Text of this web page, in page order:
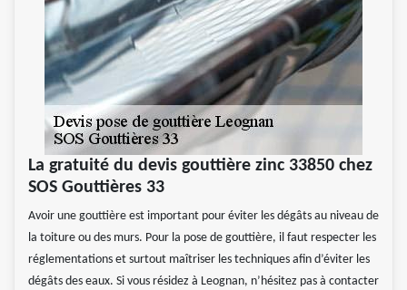
La gratuité du devis gouttière zinc 33850 chez
SOS Gouttières 33
Avoir une gouttière est important pour éviter les dégâts au niveau de
la toiture ou des murs. Pour la pose de gouttière, il faut respecter les
réglementations et surtout maîtriser les techniques afin d’éviter les
dégâts des eaux. Si vous résidez à Leognan, n’hésitez pas à contacter